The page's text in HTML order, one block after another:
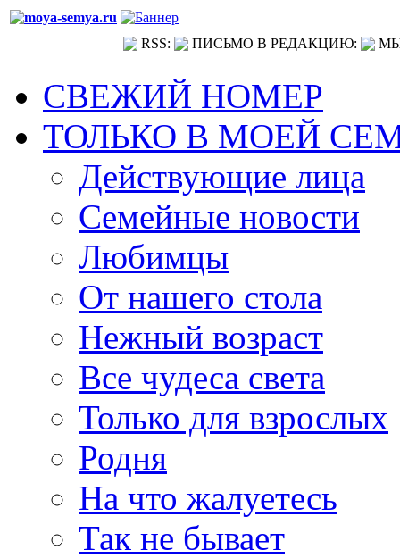
RSS: ПИСЬМО В РЕДАКЦИЮ:
СВЕЖИЙ НОМЕР
ТОЛЬКО В МОЕЙ
Действующие лица
Семейные новости
Любимцы
От нашего стола
Нежный возраст
Все чудеса света
Только для взрослых
Родня
На что жалуетесь
Так не бывает